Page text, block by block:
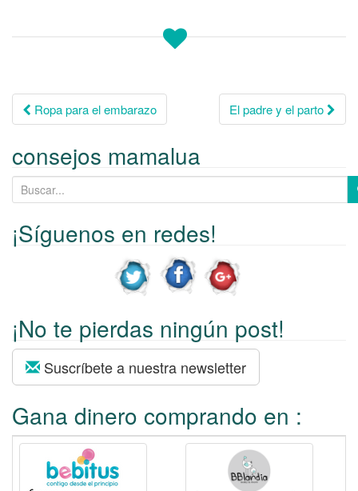
Navegación de
entradas
Ropa para el embarazo El padre y el parto
consejos mamalua
u
c
o
r
¡Síguenos en redes!
¡No te pierdas ningún post!
Suscríbete a nuestra newsletter
Gana dinero comprando en :